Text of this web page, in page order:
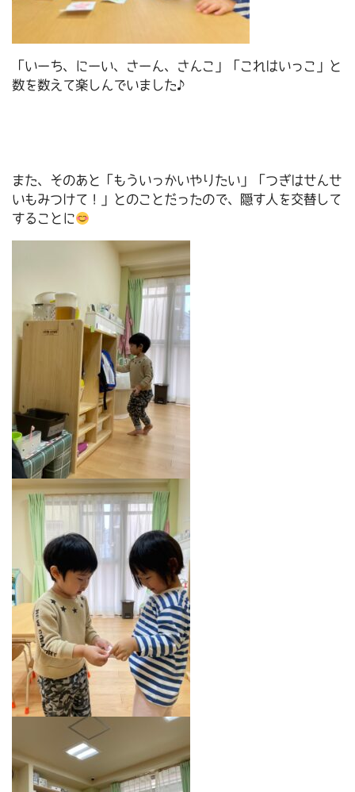
「いーち、にーい、さーん、さんこ」「これはいっこ」と
数を数えて楽しんでいました♪
また、そのあと「もういっかいやりたい」「つぎはせんせ
いもみつけて！」とのことだったので、隠す人を交替して
することに